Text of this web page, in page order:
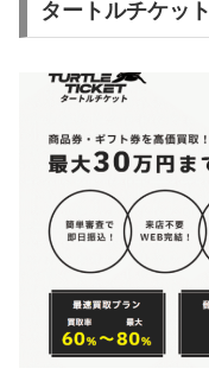
タートルチケット